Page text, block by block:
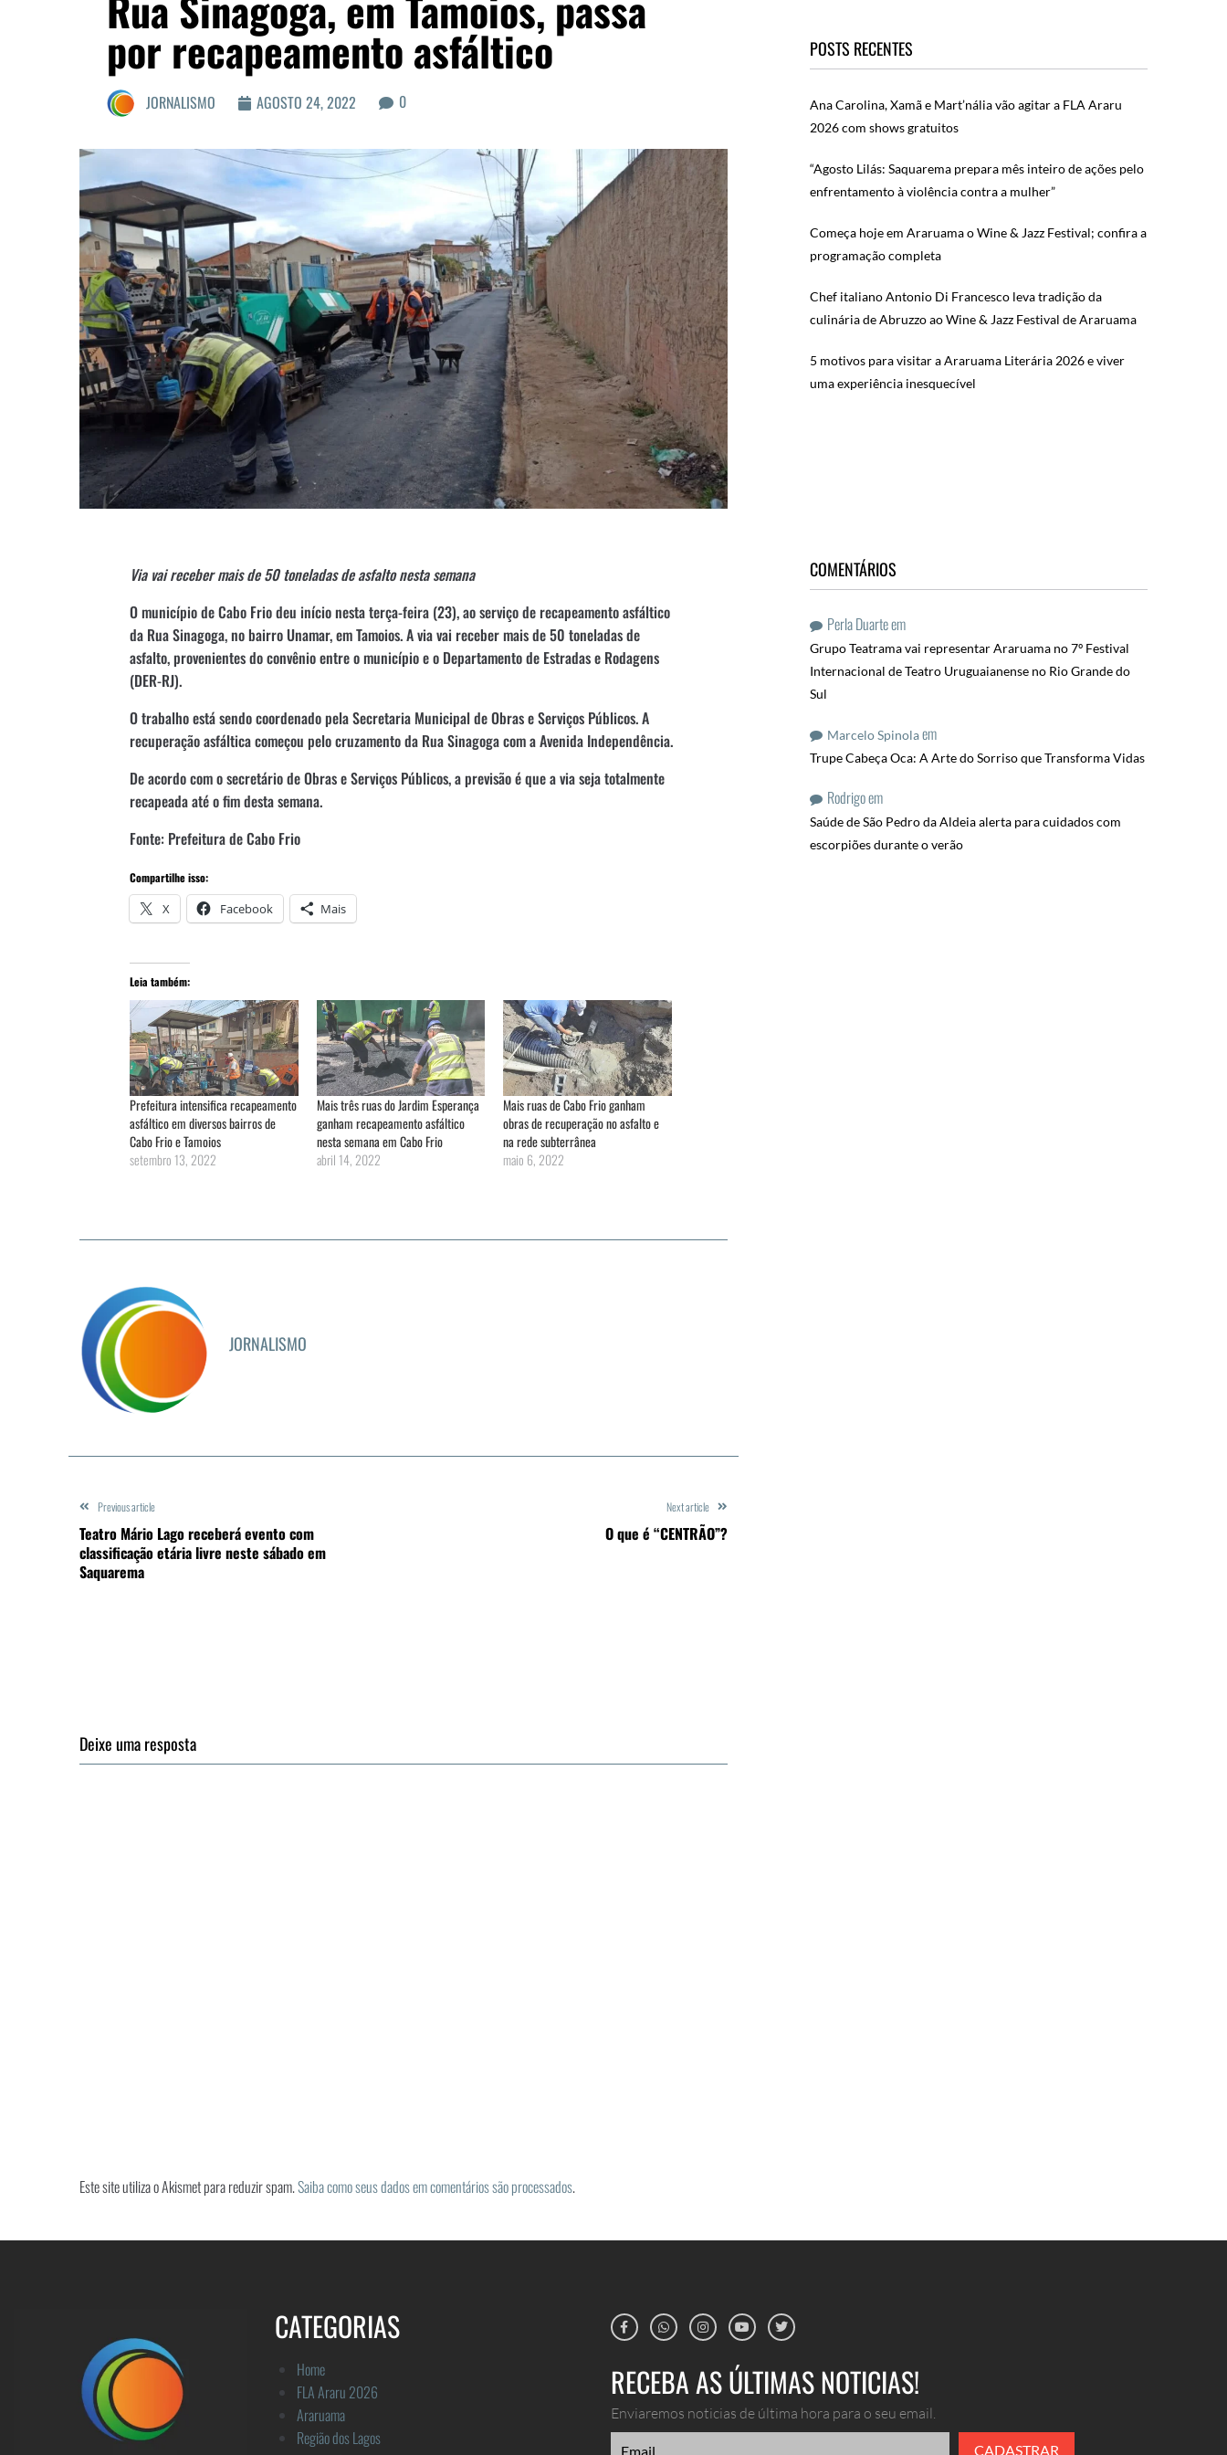
por recapeamento asfáltico
JORNALISMO AGOSTO 24, 2022 0
Via vai receber mais de 50 toneladas de asfalto nesta semana
O município de Cabo Frio deu início nesta terça-feira (23), ao serviço de recapeamento asfáltico
da Rua Sinagoga, no bairro Unamar, em Tamoios. A via vai receber mais de 50 toneladas de
asfalto, provenientes do convênio entre o município e o Departamento de Estradas e Rodagens
(DER-RJ).
O trabalho está sendo coordenado pela Secretaria Municipal de Obras e Serviços Públicos. A
recuperação asfáltica começou pelo cruzamento da Rua Sinagoga com a Avenida Independência.
De acordo com o secretário de Obras e Serviços Públicos, a previsão é que a via seja totalmente
recapeada até o fim desta semana.
Fonte: Prefeitura de Cabo Frio
Compartilhe isso:
X Facebook Mais
Leia também:
Prefeitura intensifica recapeamento
asfáltico em diversos bairros de
Cabo Frio e Tamoios
setembro 13, 2022
Mais três ruas do Jardim Esperança
ganham recapeamento asfáltico
nesta semana em Cabo Frio
abril 14, 2022
Mais ruas de Cabo Frio ganham
obras de recuperação no asfalto e
na rede subterrânea
maio 6, 2022
JORNALISMO
Previous article
Teatro Mário Lago receberá evento com
classificação etária livre neste sábado em
Saquarema
Next article
O que é “CENTRÃO”?
Deixe uma resposta
Este site utiliza o Akismet para reduzir spam.Saiba como seus dados em comentários são processados.
POSTS RECENTES
Ana Carolina, Xamã e Mart’nália vão agitar a FLA Araru
2026 com shows gratuitos
“Agosto Lilás: Saquarema prepara mês inteiro de ações pelo
enfrentamento à violência contra a mulher”
Começa hoje em Araruama o Wine & Jazz Festival; confira a
programação completa
Chef italiano Antonio Di Francesco leva tradição da
culinária de Abruzzo ao Wine & Jazz Festival de Araruama
5 motivos para visitar a Araruama Literária 2026 e viver
uma experiência inesquecível
COMENTÁRIOS
Perla Duarteem
Grupo Teatrama vai representar Araruama no 7º Festival
Internacional de Teatro Uruguaianense no Rio Grande do
Sul
Marcelo Spinolaem
Trupe Cabeça Oca: A Arte do Sorriso que Transforma Vidas
Rodrigoem
Saúde de São Pedro da Aldeia alerta para cuidados com
escorpiões durante o verão
CATEGORIAS
Home
FLA Araru 2026
Araruama
Região dos Lagos
RECEBA AS ÚLTIMAS NOTICIAS!
Enviaremos noticias de última hora para o seu email.
CADASTRAR